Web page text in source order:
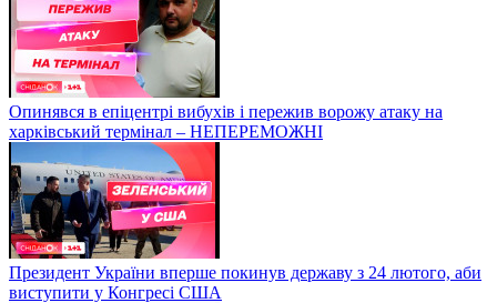
Опинявся в епіцентрі вибухів і пережив ворожу атаку на
харківський термінал – НЕПЕРЕМОЖНІ
Президент України вперше покинув державу з 24 лютого, аби
виступити у Конгресі США